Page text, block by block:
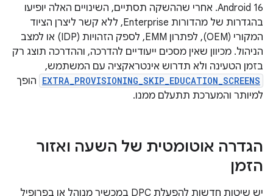
Android 16. אחרי שההשקה תסתיים, השינויים האלה יופיעו
בהגדרות של מהדורות Enterprise, ללא קשר ליצרן הציוד
המקורי (OEM), לפתרון EMM, לספק הזהויות (IDP) או למצב
הניהול. מכיוון שאין מסכים ייעודיים להדרכה, וההדרכה תוצג רק
בזמן הטעינה ולא תדרוש אינטראקציה עם המשתמש,
EXTRA_PROVISIONING_SKIP_EDUCATION_SCREENS הופך
למיותר והמערכת תתעלם ממנו.
הגדרה אוטומטית של השעה ואזור
הזמן
יש שיטות חדשות להפעלת DPC במכשיר מנוהל או בפרופיל